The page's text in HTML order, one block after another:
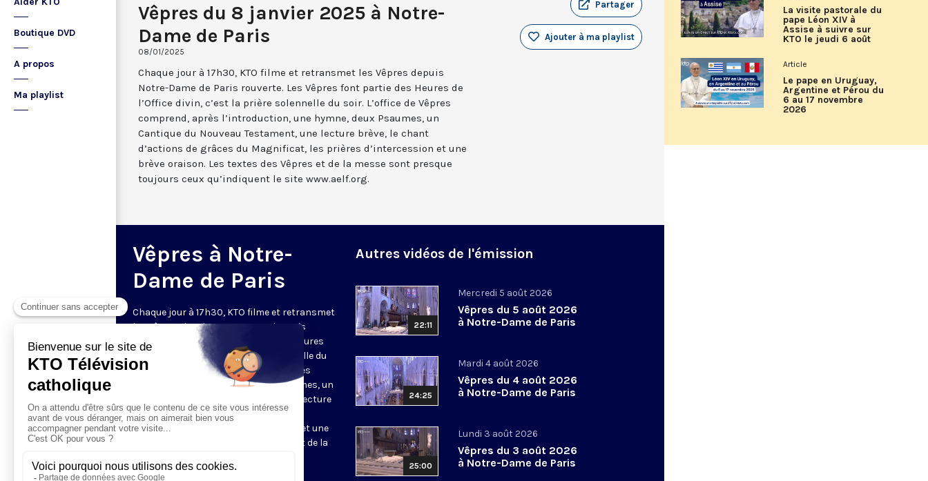
Boutique DVD
A propos
Ma playlist
Vêpres du 8 janvier 2025 à Notre-
Dame de Paris
08/01/2025
Partager
Ajouter à ma playlist
Chaque jour à 17h30, KTO filme et retransmet les Vêpres depuis
Notre-Dame de Paris rouverte. Les Vêpres font partie des Heures de
l’Office divin, c’est la prière solennelle du soir. L’office de Vêpres
comprend, après l’introduction, une hymne, deux Psaumes, un
Cantique du Nouveau Testament, une lecture brève, le chant
d’actions de grâces du Magnificat, les prières d’intercession et une
brève oraison. Les textes des Vêpres et de la messe sont presque
toujours ceux qu’indiquent le site www.aelf.org.
Vêpres à Notre-
Dame de Paris
Chaque jour à 17h30, KTO filme et retransmet
les Vêpres depuis Notre-Dame de Paris
rouverte. Les Vêpres font partie des Heures
de l’Office divin, c’est la prière solennelle du
soir. L’office de Vêpres comprend, après
l’introduction, une hymne, deux Psaumes, un
Cantique du Nouveau Testament, une lecture
brève, le chant d’actions de grâces du
Magnificat, les prières d’intercession et une
brève oraison. Les textes des Vêpres et de la
qu’indiquent le sitewww.aelf.org
Autres vidéos de l'émission
22:11
Mercredi 5 août 2026
Vêpres du 5 août 2026
à Notre-Dame de Paris
24:25
Mardi 4 août 2026
Vêpres du 4 août 2026
à Notre-Dame de Paris
25:00
Lundi 3 août 2026
Vêpres du 3 août 2026
à Notre-Dame de Paris
La visite pastorale du
pape Léon XIV à
Assise à suivre sur
KTO le jeudi 6 août
Article
Le pape en Uruguay,
Argentine et Pérou du
6 au 17 novembre
2026